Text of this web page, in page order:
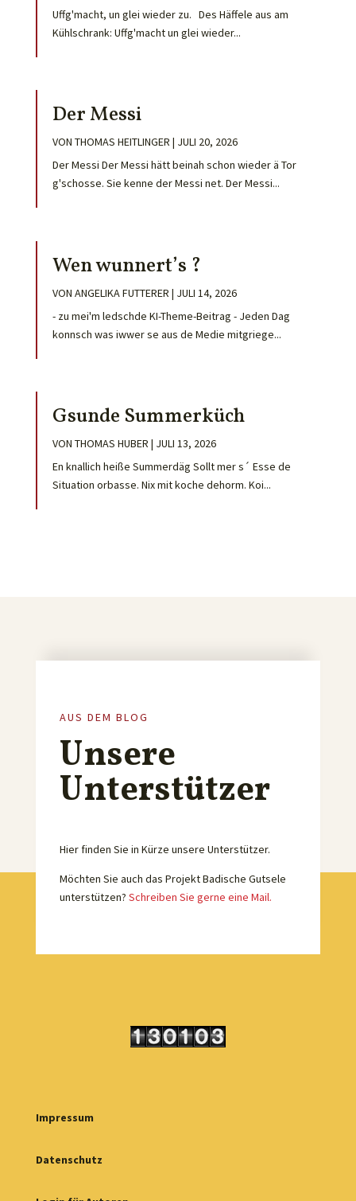
Uffg'macht, un glei wieder zu. Des Häffele aus am
Kühlschrank: Uffg'macht un glei wieder...
Der Messi
VON THOMAS HEITLINGER | JULI 20, 2026
Der Messi Der Messi hätt beinah schon wieder ä Tor
g'schosse. Sie kenne der Messi net. Der Messi...
Wen wunnert’s ?
VON ANGELIKA FUTTERER | JULI 14, 2026
- zu mei'm ledschde KI-Theme-Beitrag - Jeden Dag
konnsch was iwwer se aus de Medie mitgriege...
Gsunde Summerküch
VON THOMAS HUBER | JULI 13, 2026
En knallich heiße Summerdäg Sollt mer s´ Esse de
Situation orbasse. Nix mit koche dehorm. Koi...
AUS DEM BLOG
Unsere
Unterstützer
Hier finden Sie in Kürze unsere Unterstützer.
Möchten Sie auch das Projekt Badische Gutsele
unterstützen? Schreiben Sie gerne eine Mail.
Impressum
Datenschutz